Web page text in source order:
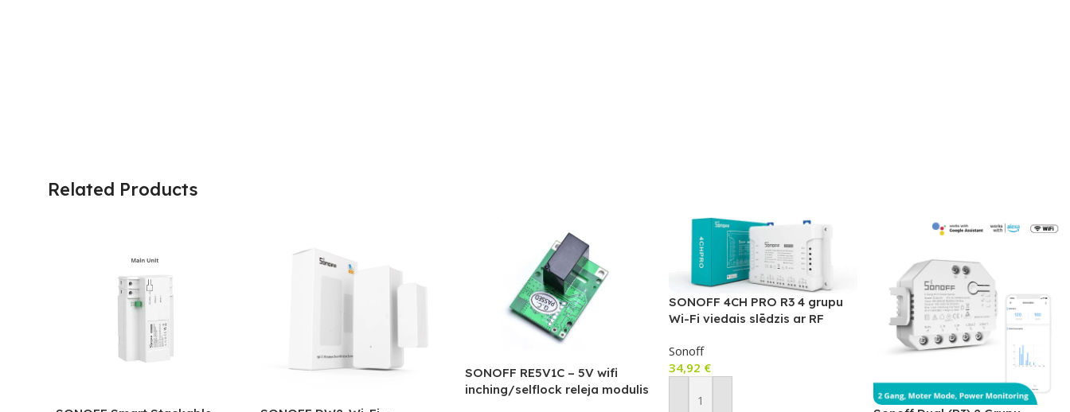
Related Products
SONOFF RE5V1C – 5V wifi
inching/selflock releja modulis
SONOFF 4CH PRO R3 4 grupu
Wi-Fi viedais slēdzis ar RF
Sonoff
34,92 €
Pievienot Grozam